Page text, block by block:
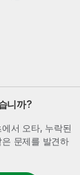
니까?
서 오타, 누락된
문제를 발견하